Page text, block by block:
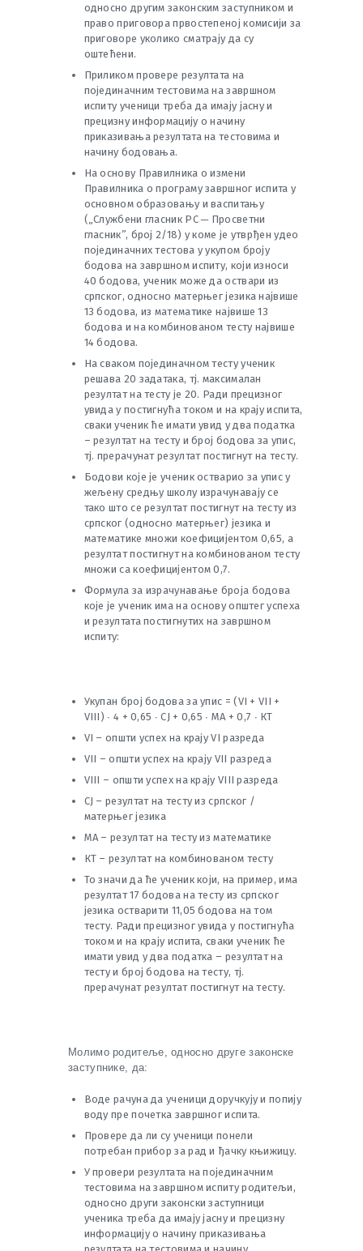
односно другим законским заступником и
право приговора првостепеној комисији за
приговоре уколико сматрају да су
оштећени.
Приликом провере резултата на
појединачним тестовима на завршном
испиту ученици треба да имају јасну и
прецизну информацију о начину
приказивања резултата на тестовима и
начину бодовања.
На основу Правилника о измени
Правилника о програму завршног испита у
основном образовању и васпитању
(„Службени гласник РС ─ Просветни
гласник”, број 2/18) у коме је утврђен удео
појединачних тестова у укупом броју
бодова на завршном испиту, који износи
40 бодова, ученик може да оствари из
српског, односно матерњег језика највише
13 бодова, из математике највише 13
бодова и на комбинованом тесту највише
14 бодова.
На сваком појединачном тесту ученик
решава 20 задатака, тј. максималан
резултат на тесту је 20. Ради прецизног
увида у постигнућа током и на крају испита,
сваки ученик ће имати увид у два податка
– резултат на тесту и број бодова за упис,
тј. прерачунат резултат постигнут на тесту.
Бодови које је ученик остварио за упис у
жељену средњу школу израчунавају се
тако што се резултат постигнут на тесту из
српског (односно матерњег) језика и
математике множи коефицијентом 0,65, а
резултат постигнут на комбинованом тесту
множи са коефицијентом 0,7.
Формула за израчунавање броја бодова
које је ученик има на основу општег успеха
и резултата постигнутих на завршном
испиту:
Укупан број бодова за упис = (VI + VII +
VIII) ∙ 4 + 0,65 ∙ СЈ + 0,65 ∙ МА + 0,7 ∙ КТ
VI – општи успех на крају VI разреда
VII – општи успех на крају VII разреда
VIII – општи успех на крају VIII разреда
СЈ – резултат на тесту из српског /
матерњег језика
МА – резултат на тесту из математике
КТ – резултат на комбинованом тесту
То значи да ће ученик који, на пример, има
резултат 17 бодова на тесту из српског
језика остварити 11,05 бодова на том
тесту. Ради прецизног увида у постигнућа
током и на крају испита, сваки ученик ће
имати увид у два податка – резултат на
тесту и број бодова на тесту, тј.
прерачунат резултат постигнут на тесту.
Молимо родитеље, односно друге законске
заступнике, да:
Воде рачуна да ученици доручкују и попију
воду пре почетка завршног испита.
Провере да ли су ученици понели
потребан прибор за рад и ђачку књижицу.
У провери резултата на појединачним
тестовима на завршном испиту родитељи,
односно други законски заступници
ученика треба да имају јасну и прецизну
информацију о начину приказивања